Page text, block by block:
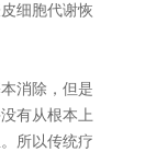
细胞代谢恢
消除，但是
有从根本上
所以传统疗